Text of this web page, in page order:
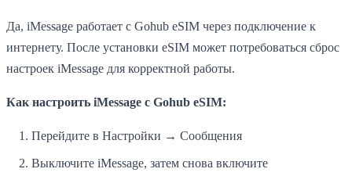
Да, iMessage работает с Gohub eSIM через подключение к
интернету. После установки eSIM может потребоваться сброс
настроек iMessage для корректной работы.
Как настроить iMessage с Gohub eSIM:
Перейдите в Настройки → Сообщения
Выключите iMessage, затем снова включите